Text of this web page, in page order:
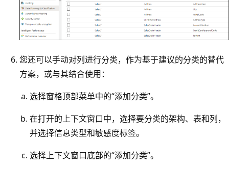
您还可以手动对列进行分类，作为基于建议的分类的替代
方案，或与其结合使用：
选择窗格顶部菜单中的“添加分类”。
在打开的上下文窗口中，选择要分类的架构、表和列，
并选择信息类型和敏感度标签。
选择上下文窗口底部的“添加分类”。